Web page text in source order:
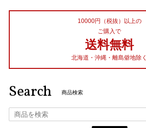
10000円（税抜）以上の
ご購入で
送料無料
北海道・沖縄・離島僻地除く
Search 商品検索